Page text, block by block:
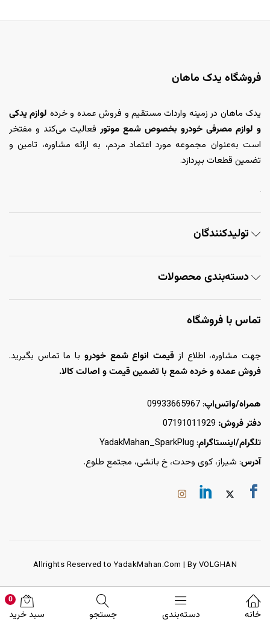
فروشگاه یدک ماهان
یدک ماهان در زمینه واردات مستقیم و فروش عمده و خرده لوازم یدکی
و لوازم مصرفی خودرو بخصوص شمع موتورفعالیت می‌کند و مفتخر
است به‌عنوان مجموعه مورد اعتماد مردم، به ارائه مشاوره، تامین و
تضمین قطعات بپردازد.
تولیدکنندگان
دسته‌بندی محصولات
تماس با فروشگاه
جهت مشاوره، اطلاع از قیمت انواع شمع خودرو با ما تماس بگیرید.
فروش عمده و خرده شمع با تضمین قیمت و اصالت کالا.
همراه/واتس‌اپ: 09933665967
دفتر فروش:
تلگرام/اینستاگرام: YadakMahan_SparkPlug
آدرس: شیراز، کوی وحدت، خ بانشی، مجتمع طلوع.
Allrights Reserved to YadakMahan.Com | By VOLGHAN
خانه دسته‌بندی جستجو
0
سبد خرید